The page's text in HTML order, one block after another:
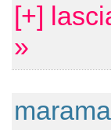
[+]
»